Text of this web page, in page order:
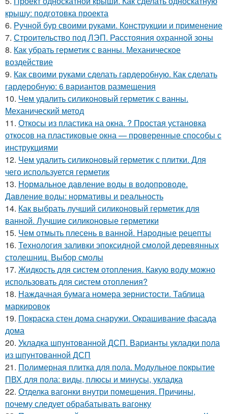
крышу: подготовка проекта
6. Ручной бур своими руками. Конструкции и применение
7. Строительство под ЛЭП. Расстояния охранной зоны
8. Как убрать герметик с ванны. Механическое
воздействие
9. Как своими руками сделать гардеробную. Как сделать
гардеробную: 6 вариантов размещения
10. Чем удалить силиконовый герметик с ванны.
Механический метод
11. Откосы из пластика на окна. ? Простая установка
откосов на пластиковые окна — проверенные способы с
инструкциями
12. Чем удалить силиконовый герметик с плитки. Для
чего используется герметик
13. Нормальное давление воды в водопроводе.
Давление воды: нормативы и реальность
14. Как выбрать лучший силиконовый герметик для
ванной. Лучшие силиконовые герметики
15. Чем отмыть плесень в ванной. Народные рецепты
16. Технология заливки эпоксидной смолой деревянных
столешниц. Выбор смолы
17. Жидкость для систем отопления. Какую воду можно
использовать для систем отопления?
18. Наждачная бумага номера зернистости. Таблица
маркировок
19. Покраска стен дома снаружи. Окрашивание фасада
дома
20. Укладка шпунтованной ДСП. Варианты укладки пола
из шпунтованной ДСП
21. Полимерная плитка для пола. Модульное покрытие
ПВХ для пола: виды, плюсы и минусы, укладка
22. Отделка вагонки внутри помещения. Причины,
почему следует обрабатывать вагонку